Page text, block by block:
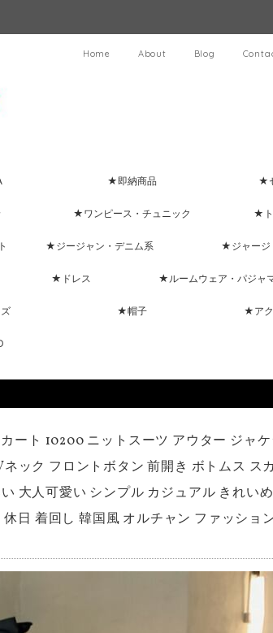
Home About Blog
★即納商品 ★
★ワンピース・チュニック ★ト
★ジージャン・デニム系 ★ジャージ
★ドレス ★ルームウェア・パジャ
★帽子 ★ア
ート 10200 ニットスーツ アウター ジャ
ック フロントボタン 前開き ボトムス ス
大人可愛い シンプル カジュアル きれい
日 着回し 韓国風 オルチャン ファッショ